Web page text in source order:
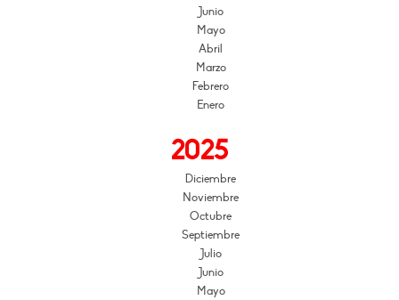
Junio
Mayo
Abril
Marzo
Febrero
Enero
2025
Diciembre
Noviembre
Octubre
Septiembre
Julio
Junio
Mayo